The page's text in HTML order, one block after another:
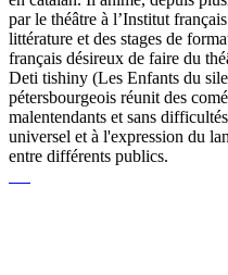
par le théâtre à l’Institut
littérature et des stages de
français désireux de faire du
Deti tishiny (Les Enfants du
pétersbourgeois réunit des
malentendants et sans
universel et à l'expression du
entre différents publics.